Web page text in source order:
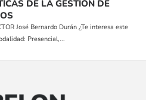
DE LA GESTION DE
José Bernardo Durán ¿Te interesa este
Presencial,...